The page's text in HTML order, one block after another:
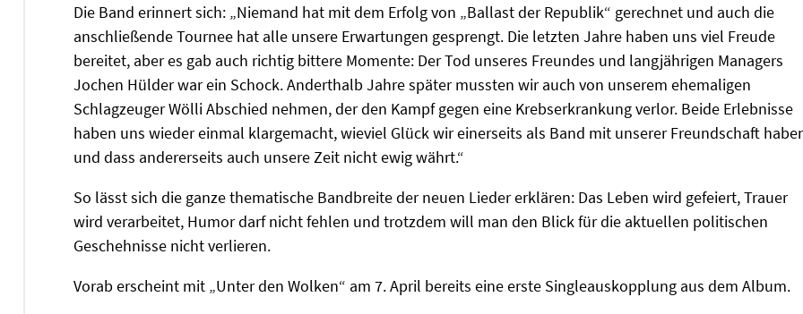
Die Band erinnert sich: „Niemand hat mit dem Erfolg von „Ballast der Republik“ gerechnet und auch die
anschließende Tournee hat alle unsere Erwartungen gesprengt. Die letzten Jahre haben uns viel Freude
bereitet, aber es gab auch richtig bittere Momente: Der Tod unseres Freundes und langjährigen Managers
Jochen Hülder war ein Schock. Anderthalb Jahre später mussten wir auch von unserem ehemaligen
Schlagzeuger Wölli Abschied nehmen, der den Kampf gegen eine Krebserkrankung verlor. Beide Erlebnisse
haben uns wieder einmal klargemacht, wieviel Glück wir einerseits als Band mit unserer Freundschaft
und dass andererseits auch unsere Zeit nicht ewig währt.“
So lässt sich die ganze thematische Bandbreite der neuen Lieder erklären: Das Leben wird gefeiert, Trauer
wird verarbeitet, Humor darf nicht fehlen und trotzdem will man den Blick für die aktuellen politischen
Geschehnisse nicht verlieren.
Vorab erscheint mit „Unter den Wolken“ am 7. April bereits eine erste Singleauskopplung aus dem Album.